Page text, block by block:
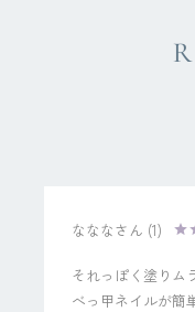
ななな 1
それっぽく塗りム
べっ甲ネイルが簡